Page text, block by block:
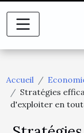
Accueil
Stratégies
d'exploiter en